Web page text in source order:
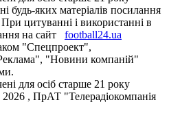
будь-яких матеріалів посилання
цитуванні і використанні в
на сайт
football24.ua
"Спецпроект",
"Новини компаній"
для осіб старше 21 року
2026 , ПрАТ "Телерадіокомпанія